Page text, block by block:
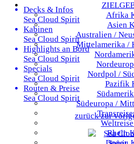
Afrika
Asien
Australien /
Mittelamerika /
Nordpol /
Pazifik
Südeuropa /
Weltreise
Rhein
Decks & Infos
Sea Cloud Spirit
Kabinen
Sea Cloud Spirit
Highlights an Bord
Sea Cloud Spirit
Specials
Sea Cloud Spirit
Routen & Preise
Sea Cloud Spirit
zurück zur